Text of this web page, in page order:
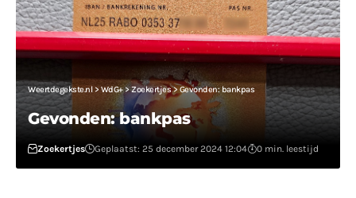
Weertdegekste.nl> WdG+>Zoekertjes>Gevonden: bankpas
Gevonden: bankpas
Zoekertjes Geplaatst: 25 december 2024 12:04 0 min. leestijd